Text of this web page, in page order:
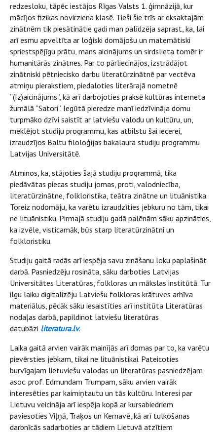
redzesloku, tāpēc iestājos Rīgas Valsts 1. ģimnāzijā, kur
mācījos fizikas novirziena klasē. Tieši šie trīs ar eksaktajām
zinātnēm tik piesātinātie gadi man palīdzēja saprast, ka, lai
arī esmu apveltīta ar loģiski domājošu un matemātiski
spriestspējīgu prātu, mans aicinājums un sirdslieta tomēr ir
humanitārās zinātnes. Par to pārliecinājos, izstrādājot
zinātniski pētniecisko darbu literatūrzinātnē par vectēva
atmiņu pierakstiem, piedaloties literārajā nometnē
“(Iz)aicinājums”, kā arī darbojoties praksē kultūras interneta
žurnālā “Satori”. Iegūtā pieredze manī iedzīvināja domu
turpmāko dzīvi saistīt ar latviešu valodu un kultūru, un,
meklējot studiju programmu, kas atbilstu šai iecerei,
izraudzījos Baltu filoloģijas bakalaura studiju programmu
Latvijas Universitātē.
Atminos, ka, stājoties šajā studiju programmā, tika
piedāvātas piecas studiju jomas, proti, valodniecība,
literatūrzinātne, folkloristika, teātra zinātne un lituānistika.
Toreiz nodomāju, ka varētu izraudzīties jebkuru no tām, tikai
ne lituānistiku. Pirmajā studiju gadā palēnām sāku apzināties,
ka izvēle, visticamāk, būs starp literatūrzinātni un
folkloristiku.
Studiju gaitā radās arī iespēja savu zināšanu loku paplašināt
darbā. Pasniedzēju rosināta, sāku darboties Latvijas
Universitātes Literatūras, folkloras un mākslas institūtā. Tur
ilgu laiku digitalizēju Latviešu folkloras krātuves arhīva
materiālus, pēcāk sāku iesaistīties arī institūta Literatūras
nodaļas darbā, papildinot latviešu literatūras
datubāzi literatura.lv.
Laika gaitā arvien vairāk mainījās arī domas par to, ka varētu
pievērsties jebkam, tikai ne lituānistikai. Pateicoties
burvīgajam lietuviešu valodas un literatūras pasniedzējam
asoc. prof. Edmundam Trumpam, sāku arvien vairāk
interesēties par kaimiņtautu un tās kultūru. Interesi par
Lietuvu veicināja arī iespēja kopā ar kursabiedriem
paviesoties Viļņā, Traķos un Kernavē, kā arī tulkošanas
darbnīcās sadarboties ar tādiem Lietuvā atzītiem